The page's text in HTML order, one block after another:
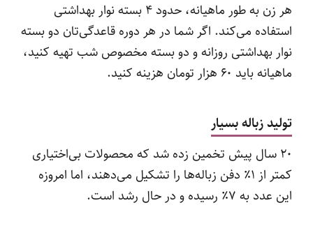
هر زن به‌ طور ماهیانه، حدود ۴ بسته نوار بهداشتی
استفاده می‌کند. اگر شما در هر دوره قاعدگی‌تان دو بسته
نوار بهداشتی روزانه و دو بسته مخصوص شب تهیه کنید،
ماهیانه باید ۶۰ هزار تومان هزینه کنید.
تولید زباله بسیار
۲۰ سال پیش تخمین زده شد که محصولات بی‌اختیاری
کمتر از ۱٪ دفن زباله‌ها را تشکیل می‌دهند، اما امروزه
این عدد به ۷٪ رسیده و در حال رشد است.